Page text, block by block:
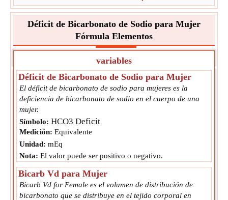
Déficit de Bicarbonato de Sodio para Mujer
Fórmula Elementos
variables
Déficit de Bicarbonato de Sodio para Mujer
El déficit de bicarbonato de sodio para mujeres es la
deficiencia de bicarbonato de sodio en el cuerpo de una
mujer.
Símbolo: HCO3 Deficit
Medición: Equivalente
Unidad: mEq
Nota: El valor puede ser positivo o negativo.
Bicarb Vd para Mujer
Bicarb Vd for Female es el volumen de distribución de
bicarbonato que se distribuye en el tejido corporal en